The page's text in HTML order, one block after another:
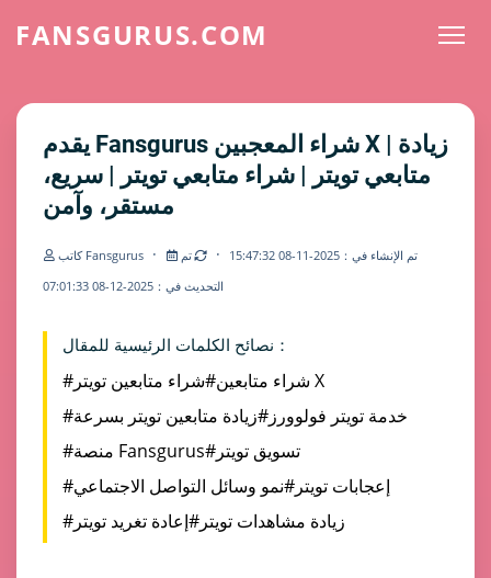
FANSGURUS.COM
يقدم Fansgurus شراء المعجبين X | زيادة
متابعي تويتر | شراء متابعي تويتر | سريع،
مستقر، وآمن
كاتب Fansgurus · تم الإنشاء في：2025-11-08 15:47:32 ·
تم
التحديث في：2025-12-08 07:01:33
نصائح الكلمات الرئيسية للمقال：
#شراء متابعين تويتر
#شراء متابعين X
#زيادة متابعين تويتر بسرعة
#خدمة تويتر فولوورز
#منصة Fansgurus
#تسويق تويتر
#نمو وسائل التواصل الاجتماعي
#إعجابات تويتر
#إعادة تغريد تويتر
#زيادة مشاهدات تويتر